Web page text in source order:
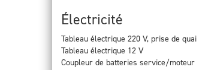
Électricité
Tableau électrique 220 V, prise de
Tableau électrique 12 V
Coupleur de batteries service/moteur